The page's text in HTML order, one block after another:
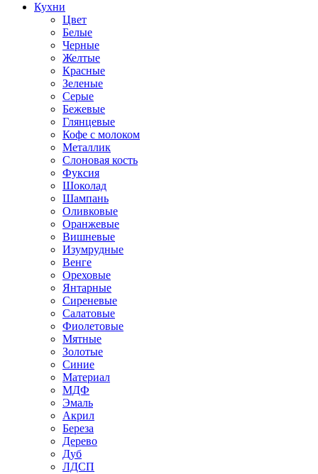
Кухни
Цвет
Белые
Черные
Желтые
Красные
Зеленые
Серые
Бежевые
Глянцевые
Кофе с молоком
Металлик
Слоновая кость
Фуксия
Шоколад
Шампань
Оливковые
Оранжевые
Вишневые
Изумрудные
Венге
Ореховые
Янтарные
Сиреневые
Салатовые
Фиолетовые
Мятные
Золотые
Синие
Материал
МДФ
Эмаль
Акрил
Береза
Дерево
Дуб
ЛДСП